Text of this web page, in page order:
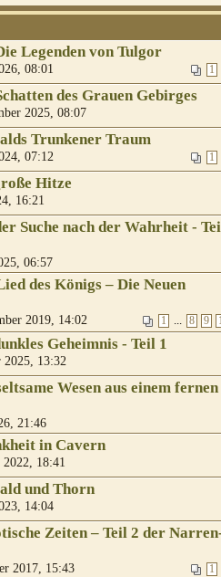
Legenden von Tulgor
1
08:01
des Grauen Gebirges
2025, 08:07
Trunkener Traum
1
07:12
Hitze
16:21
Suche nach der Wahrheit -
06:57
des Königs – Die Neuen
1 ... 8 9
2019, 14:02
Geheimnis - Teil 1
2025, 13:32
Wesen aus einem fernen
21:46
in Cavern
2022, 18:41
und Thorn
14:04
Zeiten – Teil 2 der
1
2017, 15:43